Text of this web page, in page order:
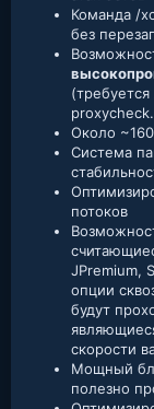
Команда /
без
Около
Система
потоков
JPremium,
опции
будут
скорости
Мощный
полезно